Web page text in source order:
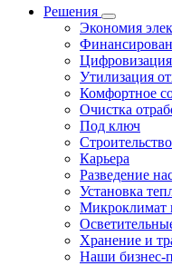
Решения
Экономия
Цифровизация
Утилизация
Комфортное
Очистка
Под ключ
Карьера
Разведение
Установка
Микроклимат
Хранение и
Наши бизнес-